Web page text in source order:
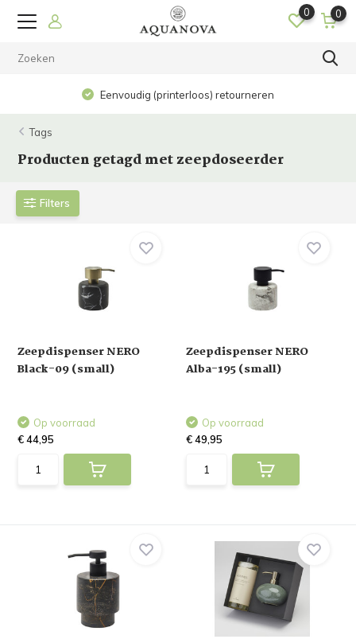
0 0
Eenvoudig (printerloos) retourneren
Tags
Producten getagd met zeepdoseerder
Filters
Zeepdispenser NERO
Black-09 (small)
Op voorraad
€ 44,95
Zeepdispenser NERO
Alba-195 (small)
Op voorraad
€ 49,95